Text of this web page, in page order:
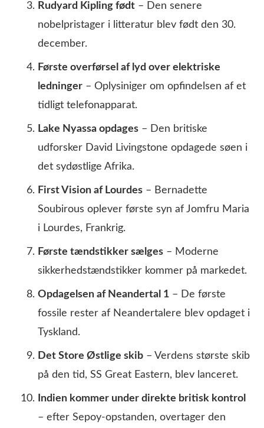
Rudyard Kipling født – Den senere
nobelpristager i litteratur blev født den 30.
december.
Første overførsel af lyd over elektriske
ledninger – Oplysiniger om opfindelsen af et
tidligt telefonapparat.
Lake Nyassa opdages – Den britiske
udforsker David Livingstone opdagede søen i
det sydøstlige Afrika.
First Vision af Lourdes – Bernadette
Soubirous oplever første syn af Jomfru Maria
i Lourdes, Frankrig.
Første tændstikker sælges – Moderne
sikkerhedstændstikker kommer på markedet.
Opdagelsen af Neandertal 1 – De første
fossile rester af Neandertalere blev opdaget i
Tyskland.
Det Store Østlige skib – Verdens største skib
på den tid, SS Great Eastern, blev lanceret.
Indien kommer under direkte britisk kontrol
– efter Sepoy-opstanden, overtager den